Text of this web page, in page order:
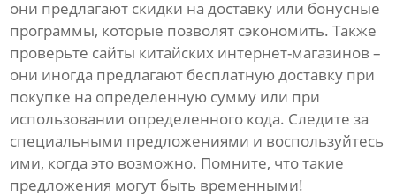
они предлагают скидки на доставку или бонусные
программы, которые позволят сэкономить. Также
проверьте сайты китайских интернет-магазинов –
они иногда предлагают бесплатную доставку при
покупке на определенную сумму или при
использовании определенного кода. Следите за
специальными предложениями и воспользуйтесь
ими, когда это возможно. Помните, что такие
предложения могут быть временными!